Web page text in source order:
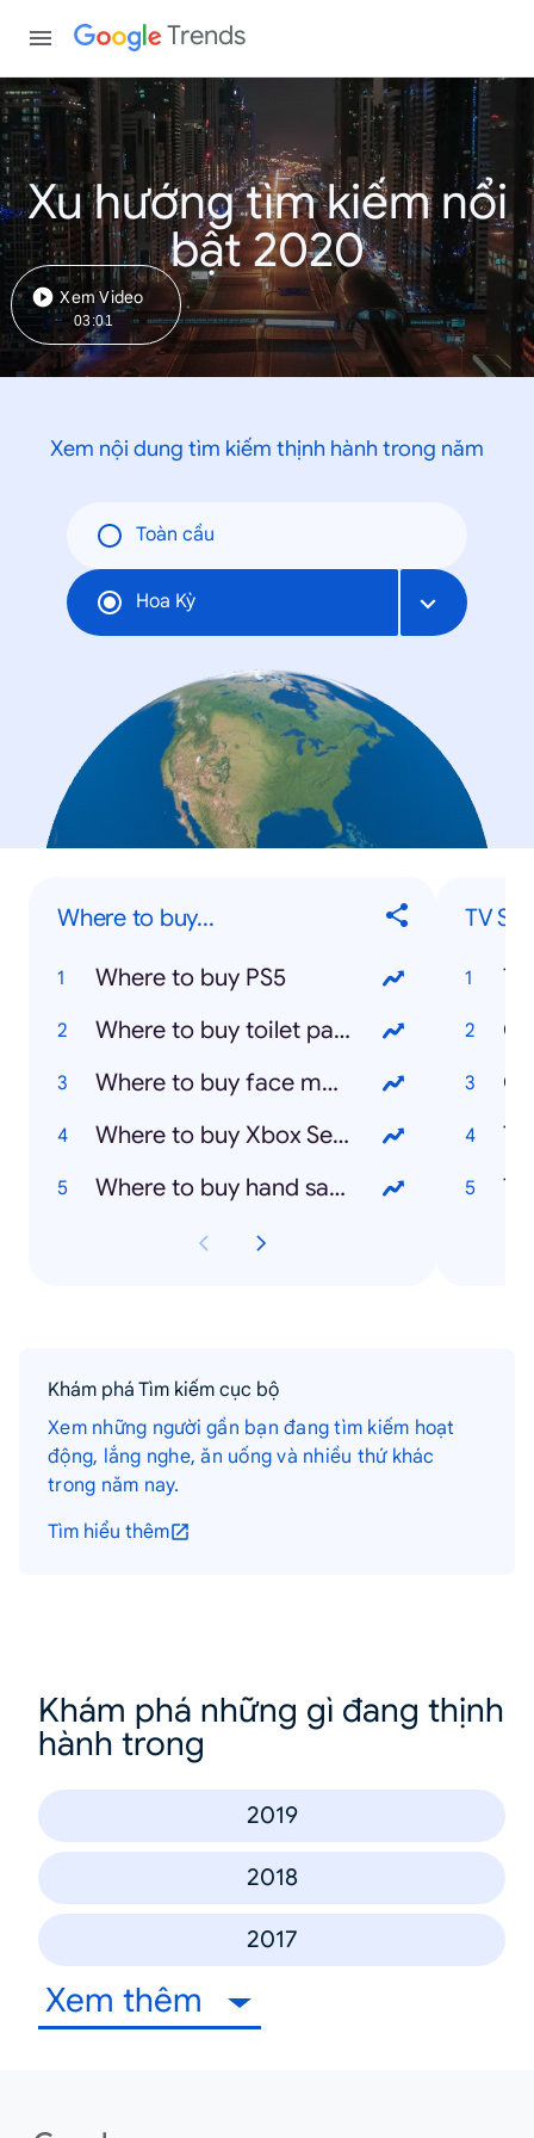
Trends
Xu hướng tìm kiếm nổi
bật 2020
Xem Video
03:01
Xem nội dung tìm kiếm thịnh hành trong năm
Toàn cầu
Hoa Kỳ
Where to buy...
Where to buy PS5
Where to buy toilet paper
Where to buy face masks
Where to buy Xbox Series X
Where to buy hand sanitizer
TV
Khám phá Tìm kiếm cục bộ
Xem những người gần bạn đang tìm kiếm hoạt
động, lắng nghe, ăn uống và nhiều thứ khác
trong năm nay.
Tìm hiểu thêm
Khám phá những gì đang thịnh
hành trong
2019
2018
2017
Xem thêm